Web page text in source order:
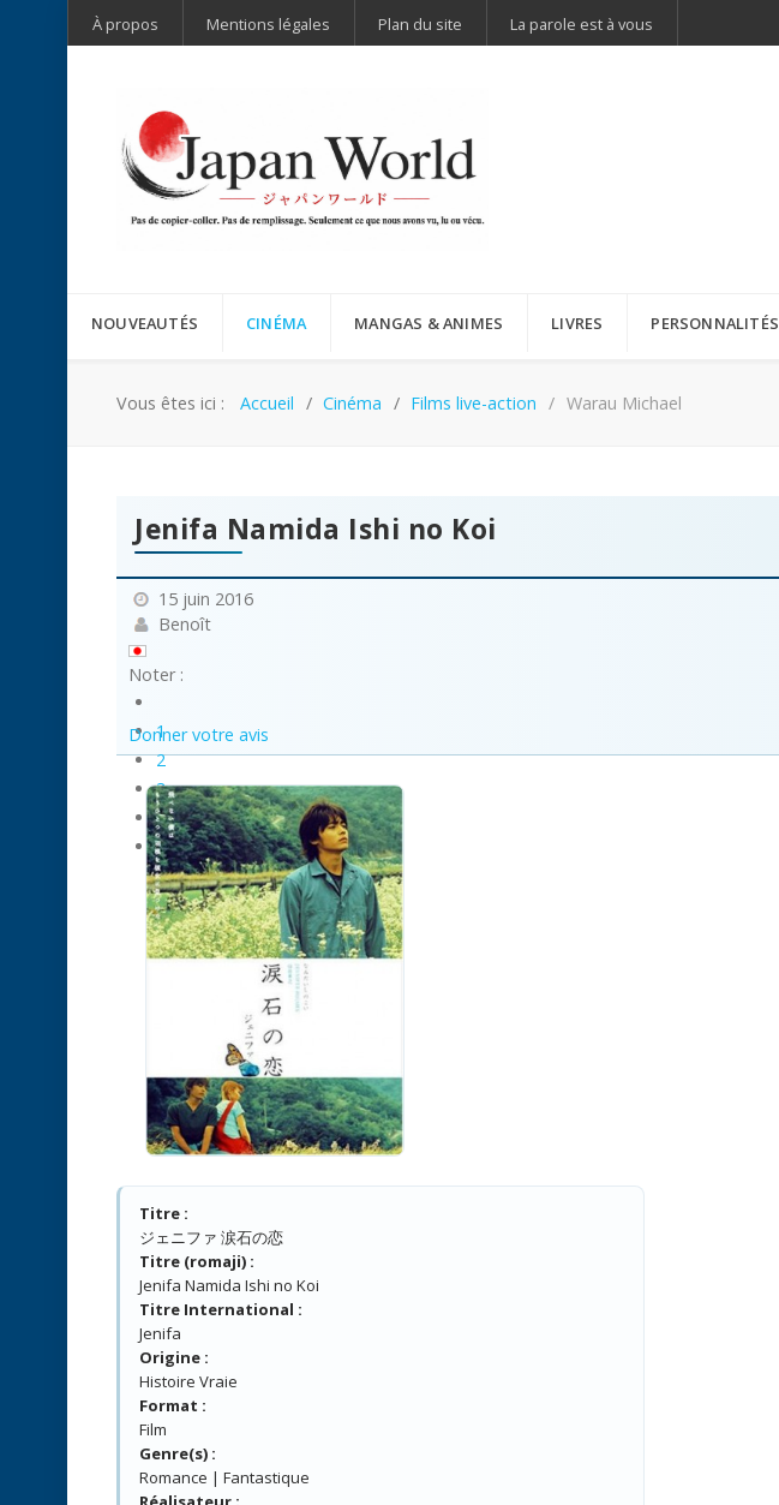
À propos Mentions légales Plan du site La parole est à vous
NOUVEAUTÉS CINÉMA MANGAS & ANIMES LIVRES PERSONNALITÉS
Vous êtes ici : Accueil Cinéma Films live-action Warau Michael
Jenifa Namida Ishi no Koi
15 juin 2016
Benoît
Noter :
1
2
3
4
5
Donner votre avis
Titre :
ジェニファ 涙石の恋
Titre (romaji) :
Jenifa Namida Ishi no Koi
Titre International :
Jenifa
Origine :
Histoire Vraie
Format :
Film
Genre(s) :
Romance | Fantastique